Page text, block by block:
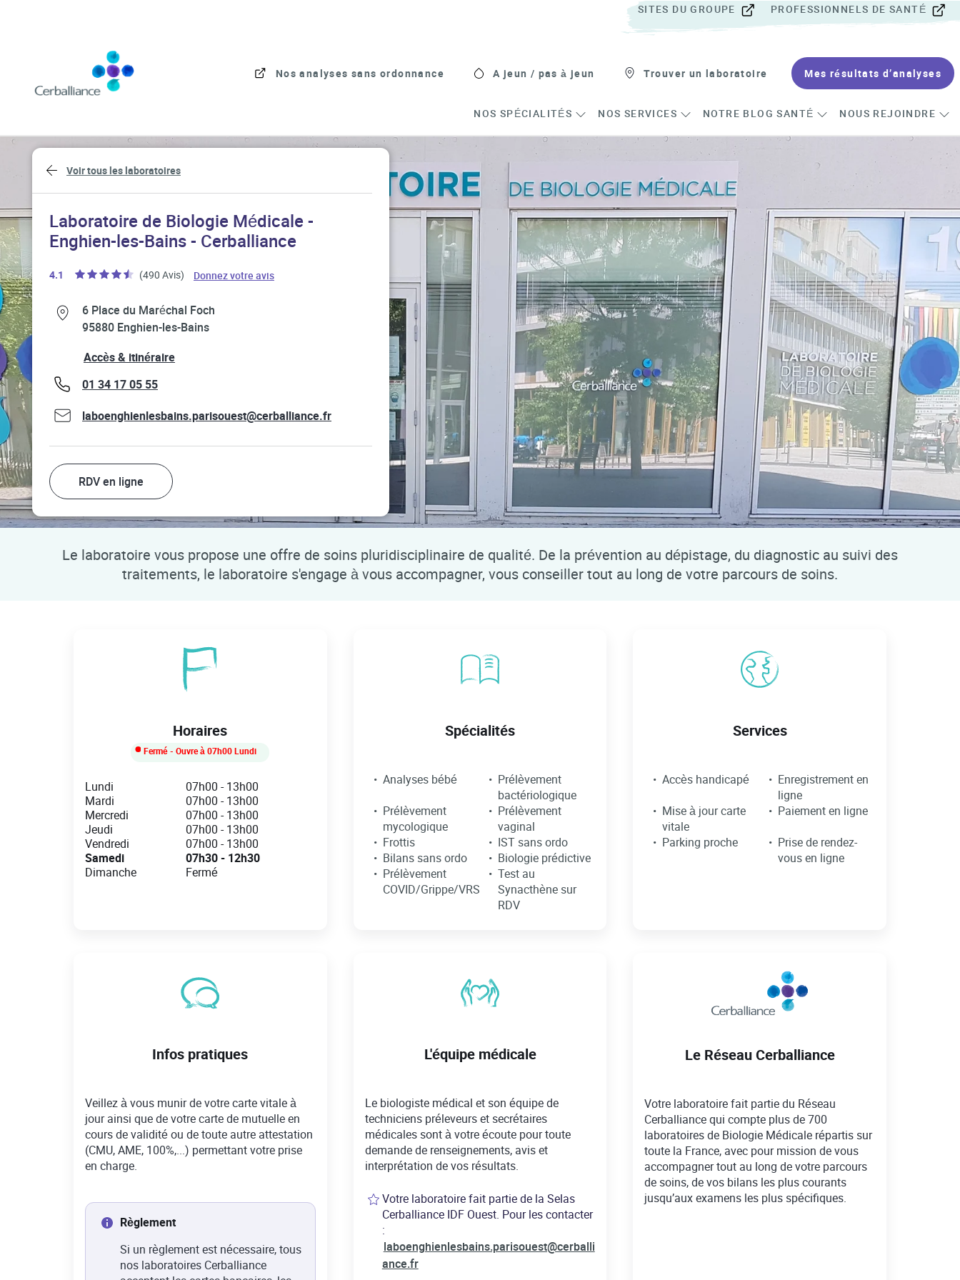
SITES DU GROUPE PROFESSIONNELS DE SANTÉ
Link to main website
Nos analyses sans ordonnance A jeun / pas à jeun Trouver un laboratoire Mes résultats d’analyses
NOS SPÉCIALITÉS NOS SERVICES NOTRE BLOG SANTÉ NOUS REJOINDRE
Return to Nav
Voir tous les laboratoires
Laboratoire de Biologie Médicale -
Enghien-les-Bains - Cerballiance
4.1 (490 Avis)
Link Opens in New Tab Donnez votre avisLink Opens in New Tab
6 Place du Maréchal Foch
95880 Enghien-les-Bains
Link Opens in New Tab
Accès & itinéraireLink Opens in New Tab
phone
01 34 17 05 55
laboenghienlesbains.parisouest@cerballiance.fr
RDV en ligne
Le laboratoire vous propose une offre de soins pluridisciplinaire de qualité. De la prévention au dépistage, du diagnostic au suivi des
traitements, le laboratoire s'engage à vous accompagner, vous conseiller tout au long de votre parcours de soins.
Horaires
Fermé- Ouvre à 07h00 Lundi
Day of the Week Hours
Lundi 07h00 -13h00
Mardi
07h00 -13h00
Mercredi
07h00 -13h00
Jeudi
07h00 -13h00
Vendredi
07h00 -13h00
Samedi
07h30- 12h30
Dimanche
Fermé
Spécialités
Analyses bébé
Prélèvement
bactériologique
Prélèvement
mycologique
Prélèvement
vaginal
Frottis
IST sans ordo
Bilans sans ordo
Biologie prédictive
Prélèvement
COVID/Grippe/VRS
Test au
Synacthène sur
RDV
Services
Accès handicapé
Enregistrement en
ligne
Mise à jour carte
vitale
Paiement en ligne
Parking proche
Prise de rendez-
vous en ligne
Infos pratiques
Veillez à vous munir de votre carte vitale à
jour ainsi que de votre carte de mutuelle en
cours de validité ou de toute autre attestation
(CMU, AME, 100%,...) permettant votre prise
en charge.
Règlement
Si un règlement est nécessaire, tous
nos laboratoires Cerballiance
L'équipe médicale
Le biologiste médical et son équipe de
techniciens préleveurs et secrétaires
médicales sont à votre écoute pour toute
demande de renseignements, avis et
interprétation de vos résultats.
Votre laboratoire fait partie de la Selas
Cerballiance IDF Ouest. Pour les contacter
:
laboenghienlesbains.parisouest@cerballi
ance.fr
Le Réseau Cerballiance
Votre laboratoire fait partie du Réseau
Cerballiance qui compte plus de 700
laboratoires de Biologie Médicale répartis sur
toute la France, avec pour mission de vous
accompagner tout au long de votre parcours
de soins, de vos bilans les plus courants
jusqu’aux examens les plus spécifiques.